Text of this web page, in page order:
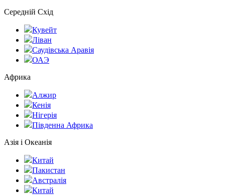
Середній Схід
Кувейт
Ліван
Саудівська Аравія
ОАЭ
Африка
Алжир
Кенія
Нігерія
Південна Африка
Азія і Океанія
Китай
Пакистан
Австралія
Китай